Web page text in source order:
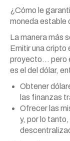
¿Cómo le
moneda estable
La manera más
Emitir una cripto
proyecto… pero
es el del dólar,
Obtener
las finanzas
Ofrecer las
y, por lo